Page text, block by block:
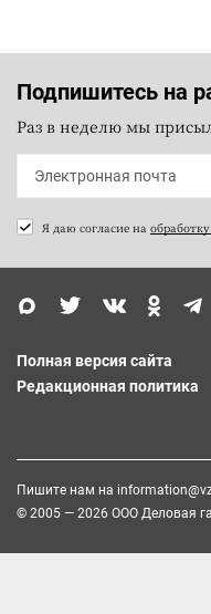
Подпишитесь на
Раз в неделю мы
Я даю согласие на
Полная версия сайта
Редакционная политика
Пишите нам на
© 2005 — 2026 ООО Деловая